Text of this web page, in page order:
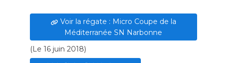
Voir la régate : Micro Coupe de la
Méditerranée SN Narbonne
(Le 16 juin 2018)